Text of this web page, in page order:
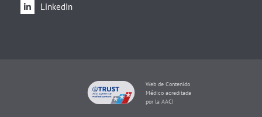
LinkedIn
Web de Contenido
Médico acreditada
por la AACI